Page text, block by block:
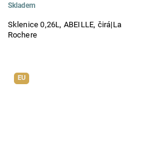
Sklenice 0,26L, ABEILLE, čirá|La
Rochere
Skladem
EU